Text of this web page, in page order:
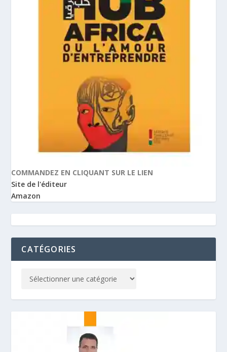
COMMANDEZ EN CLIQUANT SUR LE LIEN
Site de l'éditeur
Amazon
CATÉGORIES